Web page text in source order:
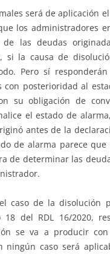
será de aplicación
los administradores
las deudas
si la causa de
Pero sí
con posterioridad al
su obligación de
el estado de
antes de la
de alarma parece que
de determinar las
caso de la disolución
del RDL 16/2020,
se va a producir
ningún caso será